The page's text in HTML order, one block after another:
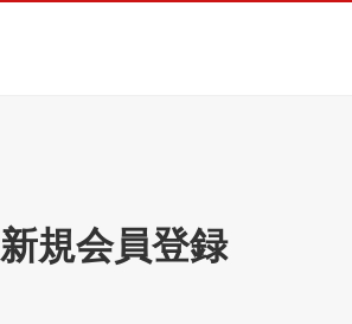
新規会員登録